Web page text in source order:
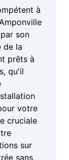
à
son
de la
prêts à
qu'il
votre
cruciale
sur
sans